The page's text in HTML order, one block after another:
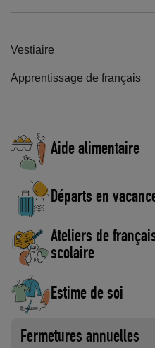
Vestiaire
Apprentissage de français
Aide alimentaire
Départs en
Ateliers de
scolaire
Estime de soi
Fermetures annuelles